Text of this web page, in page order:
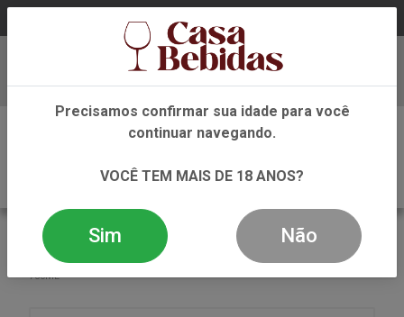
Baixe já nosso APP
VOLTAR
VINHO
TINTO
VINHO TINTO EL ENEMIGO BONARDA LOS PARAISOS
750ML
Precisamos confirmar sua idade para você
continuar navegando.
VOCÊ TEM MAIS DE 18 ANOS?
Sim Não